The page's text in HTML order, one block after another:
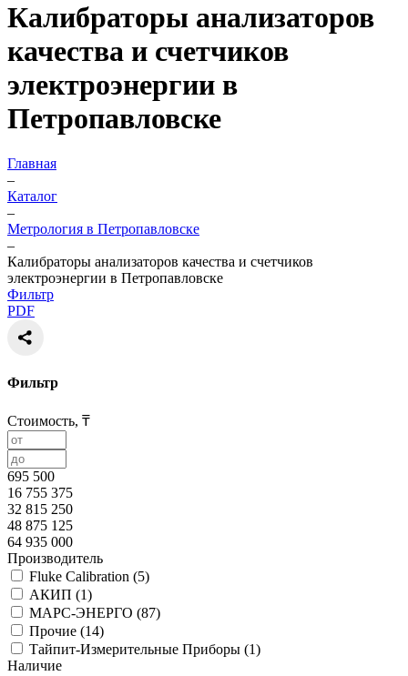
Калибраторы анализаторов
качества и счетчиков
электроэнергии в
Петропавловске
Главная
–
Каталог
–
Метрология в Петропавловске
–
Калибраторы анализаторов качества и счетчиков
электроэнергии в Петропавловске
Фильтр
PDF
Фильтр
Стоимость, ₸
695 500
16 755 375
32 815 250
48 875 125
64 935 000
Производитель
Fluke Calibration (5)
АКИП (1)
МАРС-ЭНЕРГО (87)
Прочие (14)
Тайпит-Измерительные Приборы (1)
Наличие